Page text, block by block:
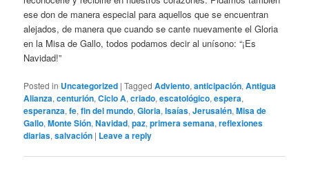
ese don de manera especial para aquellos que se encuentran
alejados, de manera que cuando se cante nuevamente el Gloria
en la Misa de Gallo, todos podamos decir al unísono: “¡Es
Navidad!”
Posted in Uncategorized |Tagged Adviento,anticipación,Antigua
Alianza,centurión,Ciclo A,criado,escatológico,espera,
esperanza,fe,fin del mundo,Gloria,Isaías,Jerusalén,Misa de
Gallo,Monte Sión,Navidad,paz,primera semana,reflexiones
diarias,salvación | Leave a reply